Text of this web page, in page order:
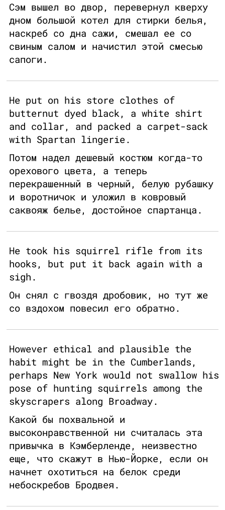
Сэм вышел во двор, перевернул кверху
дном большой котел для стирки белья,
наскреб со дна сажи, смешал ее со
свиным салом и начистил этой смесью
сапоги.
He put on his store clothes of
butternut dyed black, a white shirt
and collar, and packed a carpet-sack
with Spartan lingerie.
Потом надел дешевый костюм когда-то
орехового цвета, а теперь
перекрашенный в черный, белую рубашку
и воротничок и уложил в ковровый
саквояж белье, достойное спартанца.
He took his squirrel rifle from its
hooks, but put it back again with a
sigh.
Он снял с гвоздя дробовик, но тут же
со вздохом повесил его обратно.
However ethical and plausible the
habit might be in the Cumberlands,
perhaps New York would not swallow his
pose of hunting squirrels among the
skyscrapers along Broadway.
Какой бы похвальной и
высоконравственной ни считалась эта
привычка в Кэмберленде, неизвестно
еще, что скажут в Нью-Йорке, если он
начнет охотиться на белок среди
небоскребов Бродвея.